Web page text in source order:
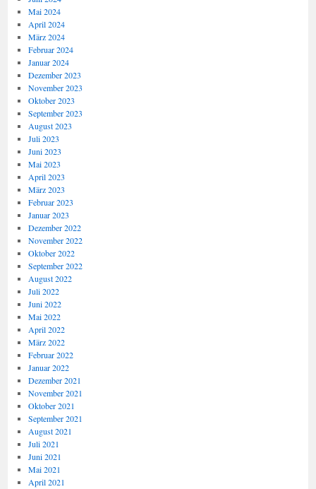
Mai 2024
April 2024
März 2024
Februar 2024
Januar 2024
Dezember 2023
November 2023
Oktober 2023
September 2023
August 2023
Juli 2023
Juni 2023
Mai 2023
April 2023
März 2023
Februar 2023
Januar 2023
Dezember 2022
November 2022
Oktober 2022
September 2022
August 2022
Juli 2022
Juni 2022
Mai 2022
April 2022
März 2022
Februar 2022
Januar 2022
Dezember 2021
November 2021
Oktober 2021
September 2021
August 2021
Juli 2021
Juni 2021
Mai 2021
April 2021